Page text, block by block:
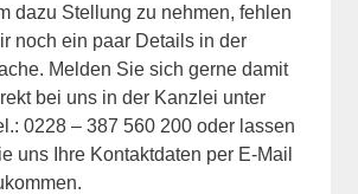
dazu Stellung zu nehmen, fehlen
noch ein paar Details in der
Melden Sie sich gerne damit
bei uns in der Kanzlei unter
0228 – 387 560 200 oder lassen
uns Ihre Kontaktdaten per E-Mail